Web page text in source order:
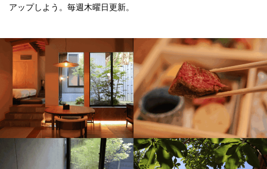
アップしよう。毎週木曜日更新。